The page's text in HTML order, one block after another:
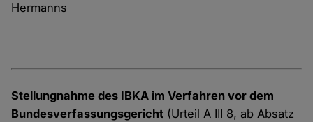
Hermanns
Stellungnahme des IBKA im Verfahren vor dem
Bundesverfassungsgericht (Urteil A III 8, ab Absatz